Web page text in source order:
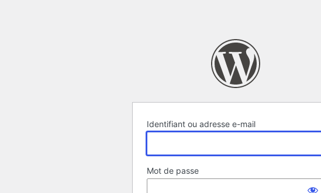
Identifiant ou adresse e-mail
Mot de passe